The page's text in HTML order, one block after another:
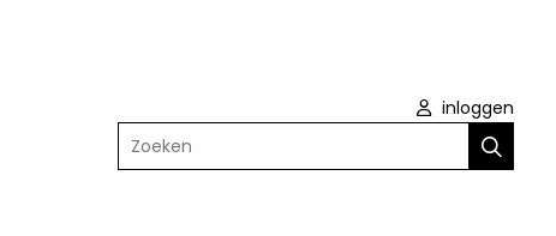
inloggen
Zoeken